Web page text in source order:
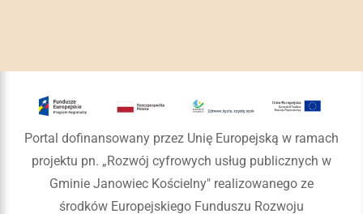
Portal dofinansowany przez Unię Europejską w ramach
projektu pn. „Rozwój cyfrowych usług publicznych w
Gminie Janowiec Kościelny" realizowanego ze
środków Europejskiego Funduszu Rozwoju